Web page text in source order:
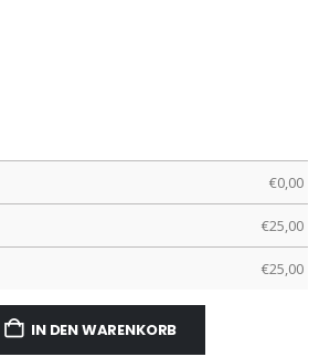
€0,00
€25,00
€25,00
IN DEN WARENKORB